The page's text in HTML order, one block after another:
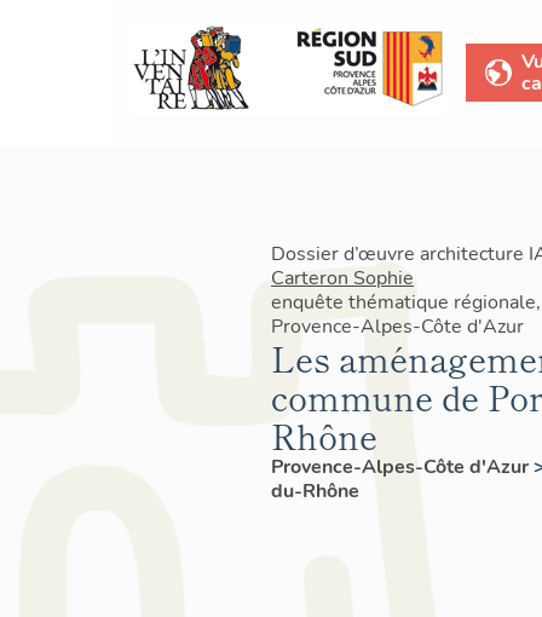
Dossier d’œuvre architecture
Carteron Sophie
enquête thématique
Provence-Alpes-Côte d'Azur
Les
commune de
Rhône
Provence-Alpes-Côte d'Azur
du-Rhône